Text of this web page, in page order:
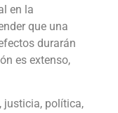
en la
que una
durarán
es extenso,
justicia, política,